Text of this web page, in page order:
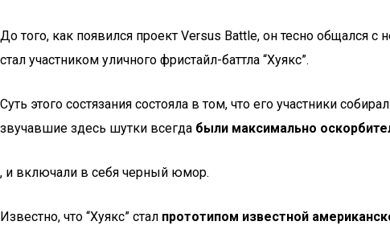
До того, как появился проект Versus Battle, он тесно общался
стал участником уличного фристайл-баттла “Хуякс”.
Суть этого состязания состояла в том, что его участники
звучавшие здесь шутки всегда были максимально
, и включали в себя черный юмор.
Известно, что “Хуякс” стал прототипом известной